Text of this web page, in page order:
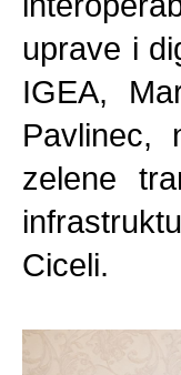
uprave i
IGEA,
Pavlinec,
zelene
Ciceli.